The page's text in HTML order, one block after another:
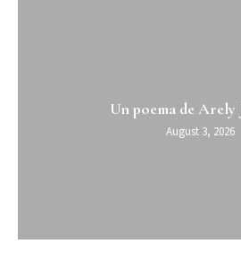
Un poema de Arely
August 3, 2026